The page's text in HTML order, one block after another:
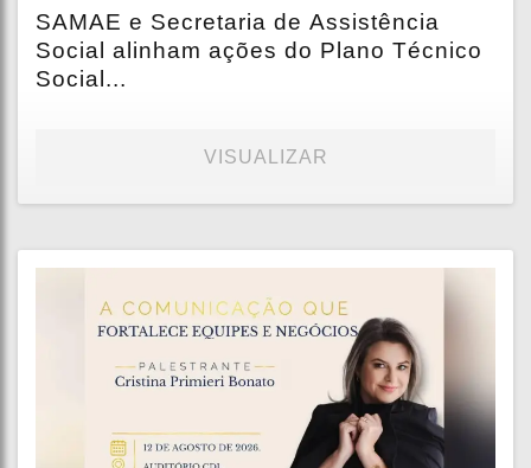
SAMAE e Secretaria de Assistência
Social alinham ações do Plano Técnico
Social...
VISUALIZAR